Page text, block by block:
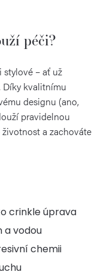
péči?
– ať už
Díky kvalitnímu
designu (ano,
pravidelnou
a zachováte
crinkle úprava
a vodou
chemii